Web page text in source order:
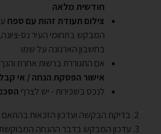
חודשית מלאה
צילום תעודת זהות עם ספח
המבקש בתחומי העיר נס-
בחשבון הארנונה על שמו
אם התגוררת ברשות אחרת
אישור הפסקת הנחה / אי
לנכס בשכירות - יש לצרף